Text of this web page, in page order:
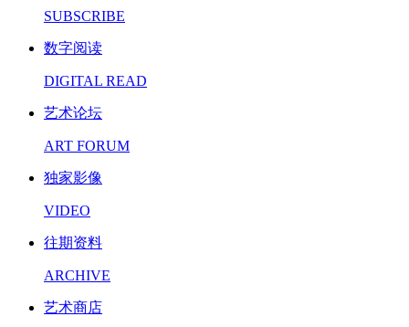
SUBSCRIBE
数字阅读
DIGITAL READ
艺术论坛
ART FORUM
独家影像
VIDEO
往期资料
ARCHIVE
艺术商店